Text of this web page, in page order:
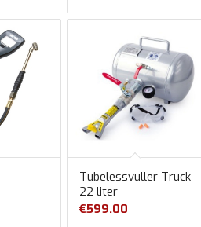
Tubelessvuller Truck
22 liter
€599.00